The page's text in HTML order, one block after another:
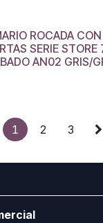
ROCADA
SERIE
AN02 GRIS/
1 2 3